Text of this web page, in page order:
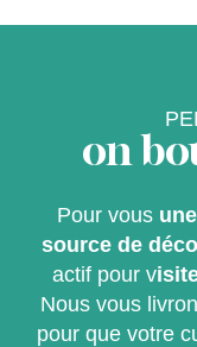
on
Pour vous
source de
actif pour v
Nous vous
pour que votre